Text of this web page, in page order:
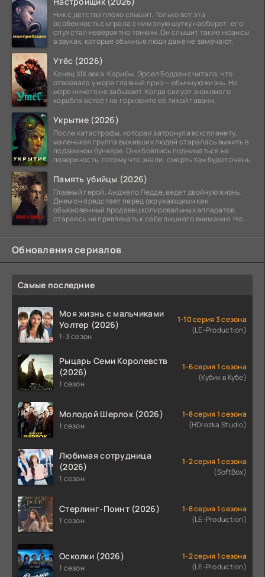
Ник с детства плохо слышит. Только вот эта
особенность сыграла с ним злую шутку наоборот: его
слух стал невероятно тонким. Он слышит такие нюансы
в звуках, которые обычные люди даже не замечают.
Утёс (2026)
Конец XIX века. Карибы. Эрсел Бодден считала, что
отвоевала у моря главный приз — обычную жизнь. Но
море ничего не забывает. Когда силуэт знакомого
корабля встаёт на горизонте её тихой гавани,
Укрытие (2026)
После катастрофы, которая затронула всю планету,
маленькая группа выживших людей старалась выжить в
подземном бункере. Они боялись подниматься на
поверхность, потому что знали: смерть там будет очень
Память убийцы (2026)
Главный герой, Анджело Ледде, ведет двойную жизнь.
Днем он предстает перед окружающими как
обыкновенный продавец копировальных аппаратов,
стараясь не привлекать к себе лишнего внимания. Но
Обновления сериалов
Самые последние
Моя жизнь с мальчиками
Уолтер (2026)
1-3 сезон
1-10 серия 3 сезона
(LE-Production)
Рыцарь Семи Королевств
(2026)
1 сезон
1-6 серия 1 сезона
(Кубик в Кубе)
Молодой Шерлок (2026)
1 сезон
1-8 серия 1 сезона
(HDrezka Studio)
Любимая сотрудница
(2026)
1 сезон
1-2 серия 1 сезона
(SoftBox)
Стерлинг-Поинт (2026)
1 сезон
1-8 серия 1 сезона
(LE-Production)
Осколки (2026)
1 сезон
1-2 серия 1 сезона
(LE-Production)